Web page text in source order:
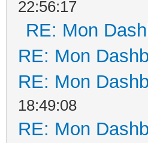
22:56:17
RE: Mon
RE: Mon
RE: Mon
18:49:08
RE: Mon